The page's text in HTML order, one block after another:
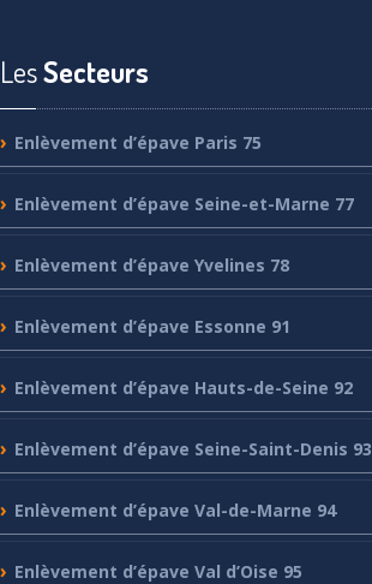
LesSecteurs
Enlèvement d’épave Paris 75
Enlèvement d’épave Seine-et-Marne 77
Enlèvement d’épave Yvelines 78
Enlèvement d’épave Essonne 91
Enlèvement d’épave Hauts-de-Seine 92
Enlèvement d’épave Seine-Saint-Denis 93
Enlèvement d’épave Val-de-Marne 94
Enlèvement d’épave Val d’Oise 95